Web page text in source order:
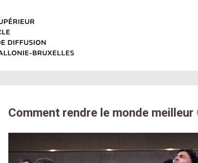
Comment rendre le monde